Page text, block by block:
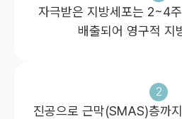
자극받은 지방세포는 2~4
배출되어 영구적 지
2
진공으로 근막(SMAS)층까